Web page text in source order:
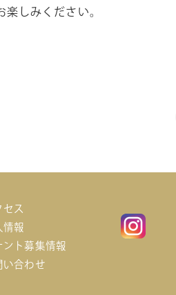
しみください。
セス
情報
ント募集情報
い合わせ